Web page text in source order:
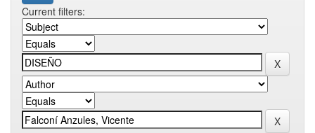
Current filters: